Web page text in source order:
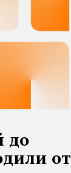
до
от